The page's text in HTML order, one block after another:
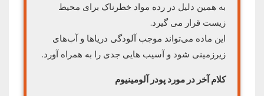
به همین دلیل در رده مواد خطرناک برای محیط
زیست قرار می‌ گیرد.
این ماده می‌تواند موجب آلودگی دریاها و آب‌های
زیرزمینی شود و آسیب‌ هایی جدی را به همراه آورد.
کلام آخر در مورد پودر آلومینیوم